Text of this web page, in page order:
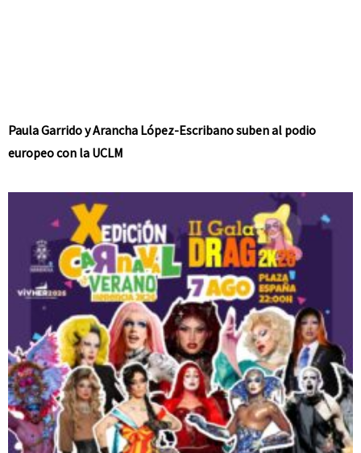
Paula Garrido y Arancha López-Escribano suben al podio
europeo con la UCLM